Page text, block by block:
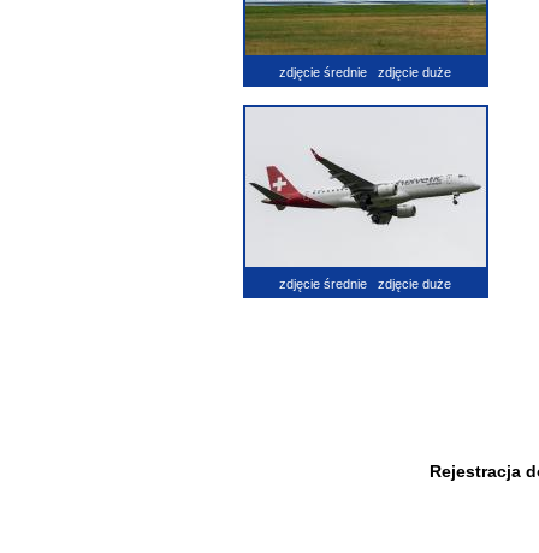
zdjęcie średnie zdjęcie duże
zdjęcie średnie zdjęcie duże
Rejestracja